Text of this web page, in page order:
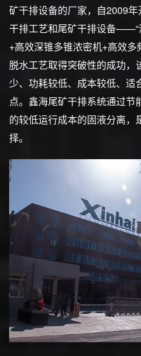
矿干排设备的厂家，自2009
干排工艺和尾矿干排设备——“
+高效深锥多锥浓密机+高效多
脱水工艺取得突破性的成功，
少、功耗较低、成本较低、适
点。鑫海尾矿干排系统通过节
的较低运行成本的固液分离，
择。